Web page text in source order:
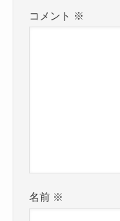
コメント ※
名前 ※